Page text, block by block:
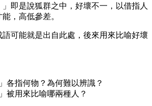
即是說狐群之中，好壞不一，以借指人
，高低參差。
語可能就是出自此處，後來用來比喻好壞
各指何物？為何難以辨識？
被用來比喻哪兩種人？